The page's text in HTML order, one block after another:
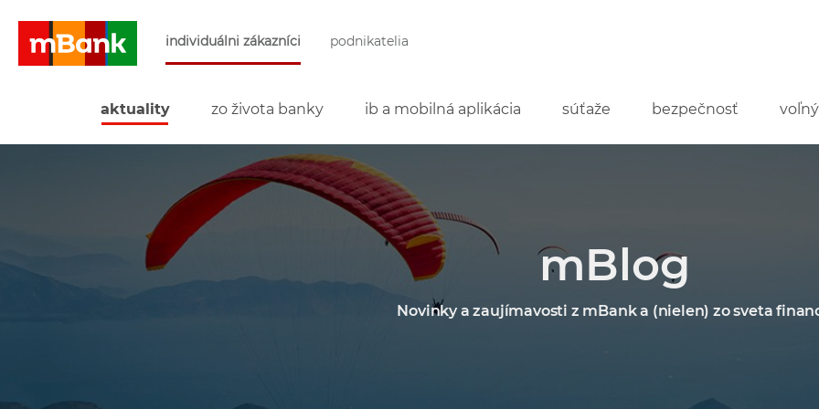
individuálni zákazníci podnikatelia
aktuality zo života banky ib a mobilná aplikácia súťaže bezpečnosť
mBlog
Novinky a zaujímavosti z mBank a (nielen) zo sveta